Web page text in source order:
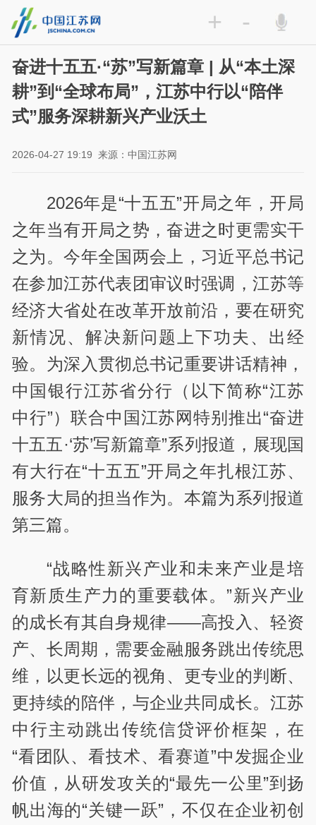
+ -
奋进十五五·“苏”写新篇章 | 从“本土深
耕”到“全球布局”，江苏中行以“陪伴
式”服务深耕新兴产业沃土
2026-04-27 19:19 来源：中国江苏网
2026年是“十五五”开局之年，开局
之年当有开局之势，奋进之时更需实干
之为。今年全国两会上，习近平总书记
在参加江苏代表团审议时强调，江苏等
经济大省处在改革开放前沿，要在研究
新情况、解决新问题上下功夫、出经
验。为深入贯彻总书记重要讲话精神，
中国银行江苏省分行（以下简称“江苏
中行”）联合中国江苏网特别推出“奋进
十五五·‘苏’写新篇章”系列报道，展现国
有大行在“十五五”开局之年扎根江苏、
服务大局的担当作为。本篇为系列报道
第三篇。
“战略性新兴产业和未来产业是培
育新质生产力的重要载体。”新兴产业
的成长有其自身规律——高投入、轻资
产、长周期，需要金融服务跳出传统思
维，以更长远的视角、更专业的判断、
更持续的陪伴，与企业共同成长。江苏
中行主动跳出传统信贷评价框架，在
“看团队、看技术、看赛道”中发掘企业
价值，从研发攻关的“最先一公里”到扬
帆出海的“关键一跃”，不仅在企业初创